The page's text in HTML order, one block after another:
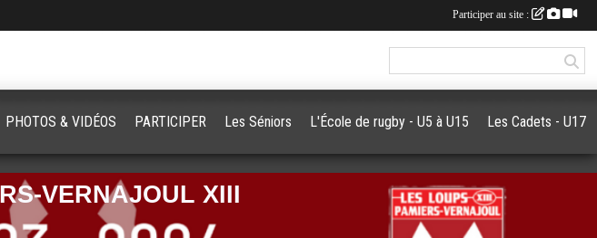
VERNAJOUL XIII
PHOTOS & VIDÉOS PARTICIPER Les Séniors L'École de rugby - U5 à U15 Les Cadets - U17
Participer au site :